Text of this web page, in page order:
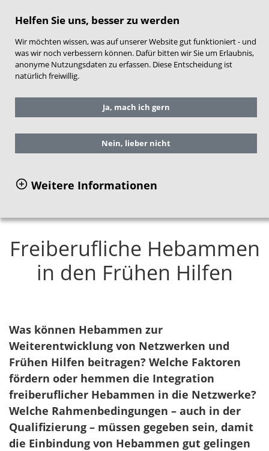
Helfen Sie uns, besser zu werden
Wir möchten wissen, was auf unserer Website gut funktioniert - und
was wir noch verbessern können. Dafür bitten wir Sie um Erlaubnis,
anonyme Nutzungsdaten zu erfassen. Diese Entscheidung ist
natürlich freiwillig.
Ja, mach ich gern
Nein, lieber nicht
Weitere Informationen
Sie befinden sich hier: Service
Veranstaltungen
Dokumentationen
Gesundheit 2021
Hilfen
Freiberufliche Hebammen
in den Frühen Hilfen
Was können Hebammen zur
Weiterentwicklung von Netzwerken und
Frühen Hilfen beitragen? Welche Faktoren
fördern oder hemmen die Integration
freiberuflicher Hebammen in die Netzwerke?
Welche Rahmenbedingungen – auch in der
Qualifizierung – müssen gegeben sein, damit
die Einbindung von Hebammen gut gelingen